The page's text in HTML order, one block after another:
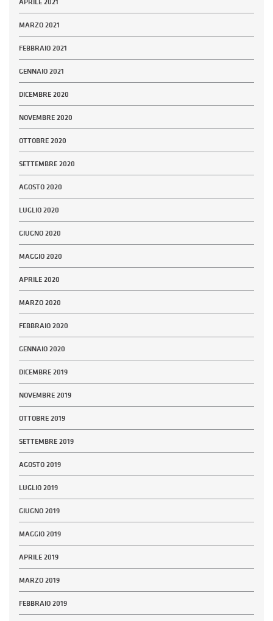
APRILE 2021
MARZO 2021
FEBBRAIO 2021
GENNAIO 2021
DICEMBRE 2020
NOVEMBRE 2020
OTTOBRE 2020
SETTEMBRE 2020
AGOSTO 2020
LUGLIO 2020
GIUGNO 2020
MAGGIO 2020
APRILE 2020
MARZO 2020
FEBBRAIO 2020
GENNAIO 2020
DICEMBRE 2019
NOVEMBRE 2019
OTTOBRE 2019
SETTEMBRE 2019
AGOSTO 2019
LUGLIO 2019
GIUGNO 2019
MAGGIO 2019
APRILE 2019
MARZO 2019
FEBBRAIO 2019